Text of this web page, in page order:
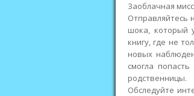
Заоблачная
Отправляйтесь
шока, который
книгу, где не
новых
смогла
родственницы.
Обследуйте